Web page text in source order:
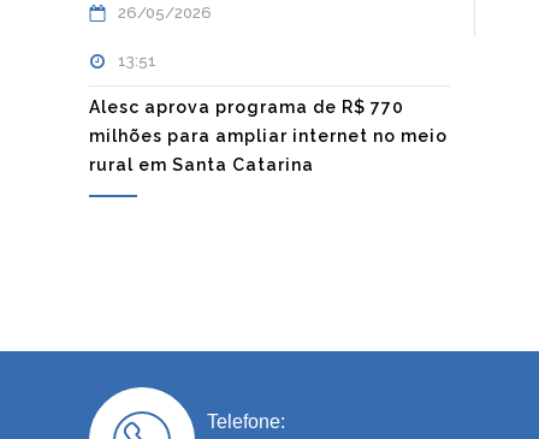
26/05/2026
13:51
Alesc aprova programa de R$ 770
milhões para ampliar internet no meio
rural em Santa Catarina
Telefone: